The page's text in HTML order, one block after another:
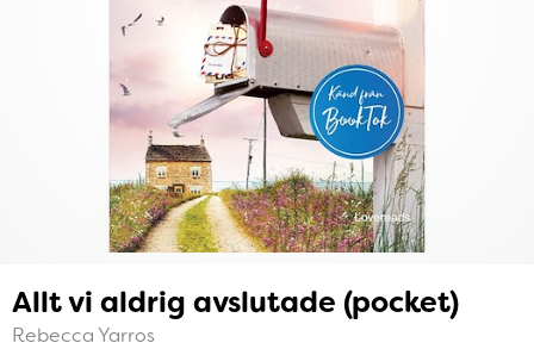
Allt vi aldrig avslutade (pocket)
Rebecca Yarros